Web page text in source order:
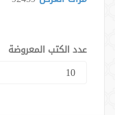
عدد الكتب المعروضة